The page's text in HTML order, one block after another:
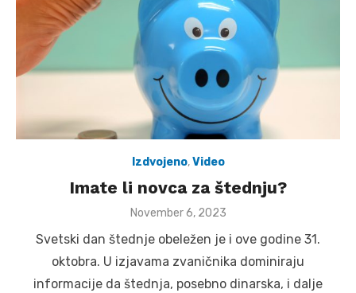
Izdvojeno,Video
Imate li novca za štednju?
Posted
November 6, 2023
Svetski dan štednje obeležen je i ove godine 31.
oktobra. U izjavama zvaničnika dominiraju
informacije da štednja, posebno dinarska, i dalje